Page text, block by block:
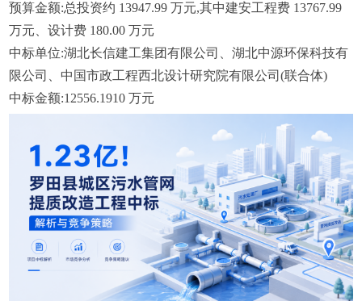
预算金额:总投资约 13947.99 万元,其中建安工程费 13767.99
万元、设计费 180.00 万元
中标单位:湖北长信建工集团有限公司、湖北中源环保科技有
限公司、中国市政工程西北设计研究院有限公司(联合体)
中标金额:12556.1910 万元